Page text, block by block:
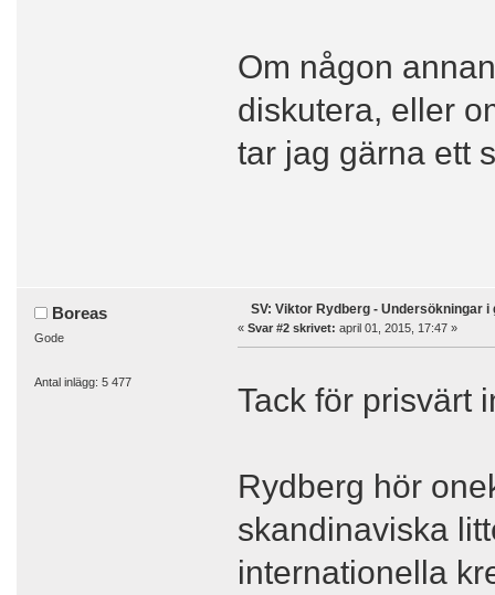
Om någon
diskutera, eller
tar jag gärna ett
Boreas
Gode
Antal inlägg: 5 477
SV: Viktor Rydberg - Undersökningar
« Svar #2 skrivet: april 01, 2015, 17:47 »
Tack för prisvärt
Rydberg hör
skandinaviska
internationella